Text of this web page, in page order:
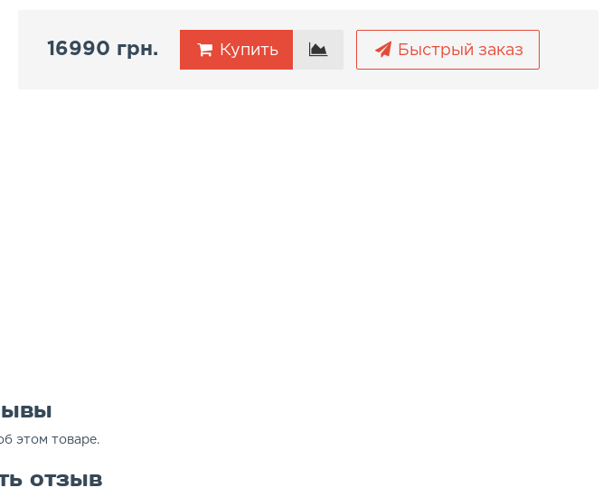
16990 грн. Купить Быстрый заказ
этом товаре.
отзыв